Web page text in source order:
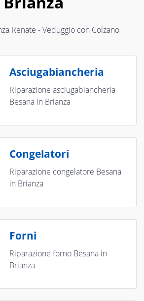
Renate - Veduggio con Colzano
Asciugabiancheria
Riparazione asciugabiancheria
Besana in Brianza
Congelatori
Riparazione congelatore Besana
in Brianza
Forni
Riparazione forno Besana in
Brianza